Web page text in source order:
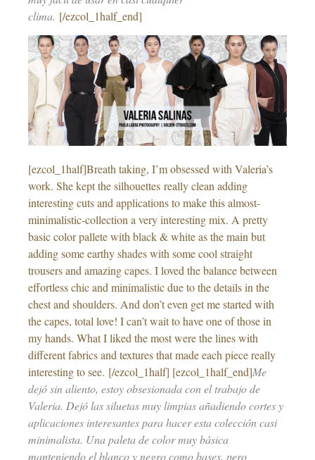
clima. [/ezcol_1half_end]
[ezcol_1half]Breath taking, I’m obsessed with Valeria’s
work. She kept the silhouettes really clean adding
interesting cuts and applications to make this almost-
minimalistic-collection a very interesting mix. A pretty
basic color pallete with black & white as the main but
adding some earthy shades with some cool straight
trousers and amazing capes. I loved the balance between
effortless chic and minimalistic due to the details in the
chest and shoulders. And don’t even get me started with
the capes, total love! I can’t wait to have one of those in
my hands. What I liked the most were the lines with
different fabrics and textures that made each piece really
interesting to see. [/ezcol_1half] [ezcol_1half_end]Me
dejó sin aliento, estoy obsesionada con el trabajo de
Valeria. Dejó las siluetas muy limpias añadiendo cortes y
aplicaciones interesantes para hacer esta colección casi
minimalista. Una paleta de color muy básica
manteniendo el blanco y negro como bases, pero